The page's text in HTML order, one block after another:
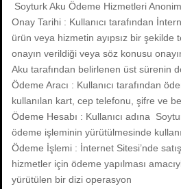
Soyturk Aku Ödeme Hizmetleri
Onay Tarihi : Kullanıcı tarafından
ürün veya hizmetin ayıpsız bir şekilde
onayın verildiği veya söz konusu
Aku tarafından belirlenen üst sürenin
Ödeme Aracı : Kullanıcı tarafından
kullanılan kart, cep telefonu, şifre ve
Ödeme Hesabı : Kullanıcı adına
ödeme işleminin yürütülmesinde
Ödeme İşlemi : İnternet Sitesi’nde
hizmetler için ödeme yapılması
yürütülen bir dizi operasyon